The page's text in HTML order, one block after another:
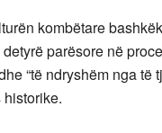
kombëtare
parësore në
“të ndryshëm nga